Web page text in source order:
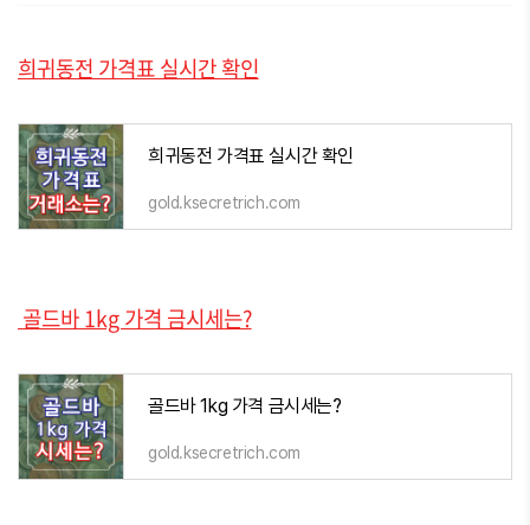
희귀동전 가격표 실시간 확인
희귀동전 가격표 실시간 확인
gold.ksecretrich.com
골드바 1kg 가격 금시세는?
골드바 1kg 가격 금시세는?
gold.ksecretrich.com